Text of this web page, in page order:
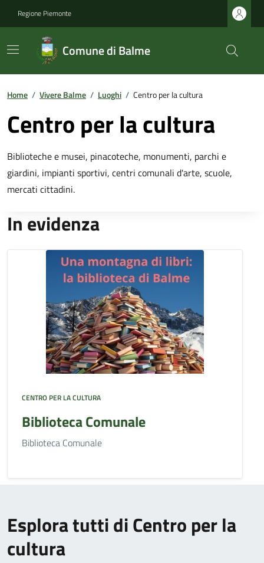
Regione Piemonte
Comune di Balme
Home / Vivere Balme / Luoghi / Centro per la cultura
Centro per la cultura
Biblioteche e musei, pinacoteche, monumenti, parchi e
giardini, impianti sportivi, centri comunali d'arte, scuole,
mercati cittadini.
In evidenza
CENTRO PER LA CULTURA
Biblioteca Comunale
Biblioteca Comunale
Esplora tutti di Centro per la
cultura